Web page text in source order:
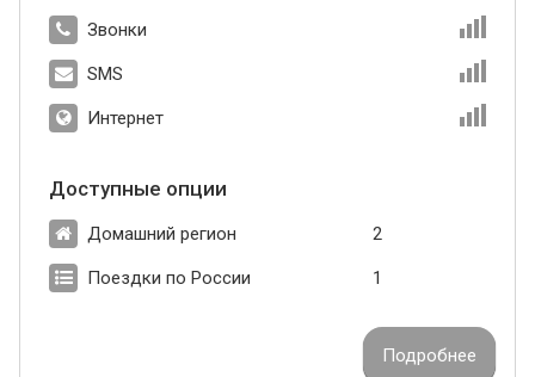
Звонки
SMS
Интернет
Доступные опции
Домашний регион 2
Поездки по России 1
Подробнее